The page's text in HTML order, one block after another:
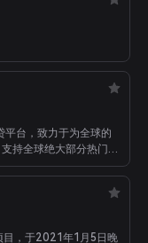
台，致力于为全球的
持全球绝大部分热门资
户可以存币获得利息，
目，于2021年1月5日晚